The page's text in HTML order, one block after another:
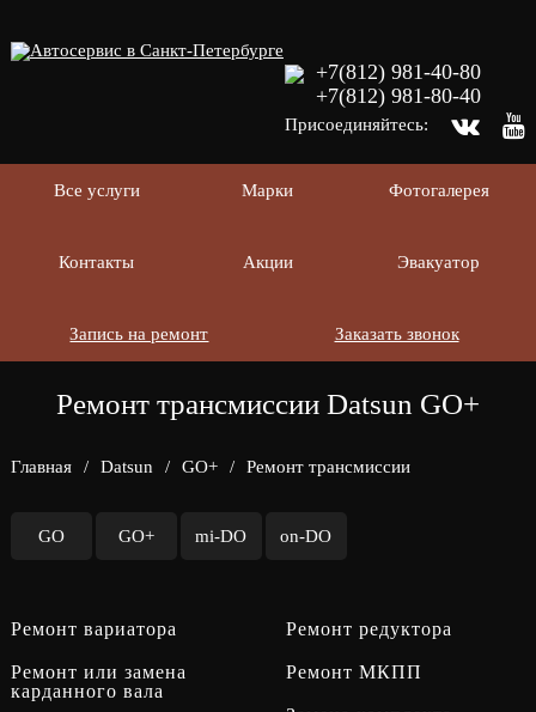
+7(812) 981-40-80
+7(812) 981-80-40
Присоединяйтесь:
Все услуги Марки Фотогалерея
Контакты Акции Эвакуатор
Заказать звонок
Запись на ремонт
Ремонт трансмиссии Datsun GO+
Главная / Datsun / GO+ / Ремонт трансмиссии
GO GO+ mi-DO on-DO
Ремонт вариатора
Ремонт или замена
карданного вала
Ремонт редуктора
Ремонт МКПП